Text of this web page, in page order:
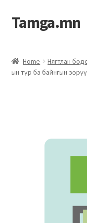
Tamga.mn
ХАБЭА-н багц
Компанийн
Home Нягтлан
ын түр ба байнгын зөрүү